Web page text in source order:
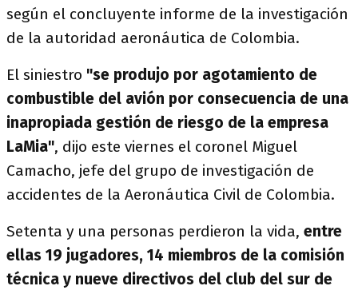
según el concluyente informe de la investigación
de la autoridad aeronáutica de Colombia.
El siniestro "se produjo por agotamiento de
combustible del avión por consecuencia de una
inapropiada gestión de riesgo de la empresa
LaMia", dijo este viernes el coronel Miguel
Camacho, jefe del grupo de investigación de
accidentes de la Aeronáutica Civil de Colombia.
Setenta y una personas perdieron la vida, entre
ellas 19 jugadores, 14 miembros de la comisión
técnica y nueve directivos del club del sur de